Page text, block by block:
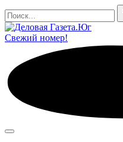
Поиск
Свежий номер!